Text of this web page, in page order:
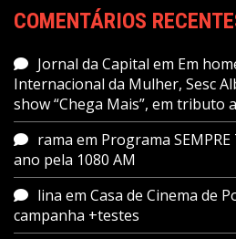
COMENTÁRIOS
Jornal da Capital em Em
Internacional da Mulher, Sesc
show “Chega Mais”, em tributo
rama em Programa
ano pela 1080 AM
lina em Casa de Cinema de
campanha +testes